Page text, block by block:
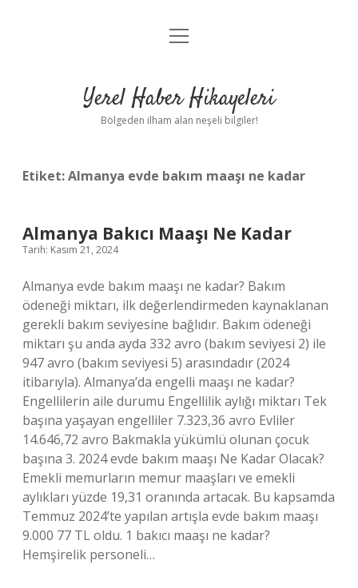
Anasayfa
Yasal Uyarı
menüyü
Yerel Haber Hikayeleri
Bölgeden ilham alan neşeli bilgiler!
Etiket:Almanya evde bakım maaşı ne kadar
Almanya Bakıcı Maaşı Ne Kadar
Tarih: Kasım 21, 2024
Almanya evde bakım maaşı ne kadar? Bakım
ödeneği miktarı, ilk değerlendirmeden kaynaklanan
gerekli bakım seviyesine bağlıdır. Bakım ödeneği
miktarı şu anda ayda 332 avro (bakım seviyesi 2) ile
947 avro (bakım seviyesi 5) arasındadır (2024
itibarıyla). Almanya’da engelli maaşı ne kadar?
Engellilerin aile durumu Engellilik aylığı miktarı Tek
başına yaşayan engelliler 7.323,36 avro Evliler
14.646,72 avro Bakmakla yükümlü olunan çocuk
başına 3. 2024 evde bakım maaşı Ne Kadar Olacak?
Emekli memurların memur maaşları ve emekli
aylıkları yüzde 19,31 oranında artacak. Bu kapsamda
Temmuz 2024’te yapılan artışla evde bakım maaşı
9.000 77 TL oldu. 1 bakıcı maaşı ne kadar?
Hemşirelik personeli…